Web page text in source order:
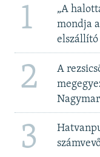
1
„A
mondja
elszállító
2
A
3